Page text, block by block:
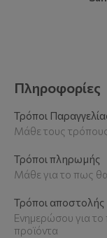
Πληροφορίες
Τρόποι
Μάθε τους
Τρόποι πληρωμής
Μάθε για το πως
Τρόποι αποστολής
Ενημερώσου για
προϊόντα